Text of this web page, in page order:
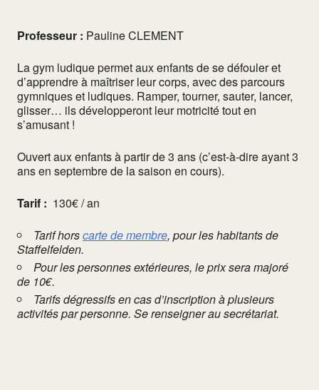
Professeur : Pauline CLEMENT
La gym ludique permet aux enfants de se défouler et
d’apprendre à maîtriser leur corps, avec des parcours
gymniques et ludiques. Ramper, tourner, sauter, lancer,
glisser… ils développeront leur motricité tout en
s’amusant !
Ouvert aux enfants à partir de 3 ans (c’est-à-dire ayant 3
ans en septembre de la saison en cours).
Tarif : 130€ / an
Tarif horscarte de membre, pour les habitants de
Staffelfelden.
Pour les personnes extérieures, le prix sera majoré
de 10€.
Tarifs dégressifs en cas d’inscription à plusieurs
activités par personne. Se renseigner au secrétariat.